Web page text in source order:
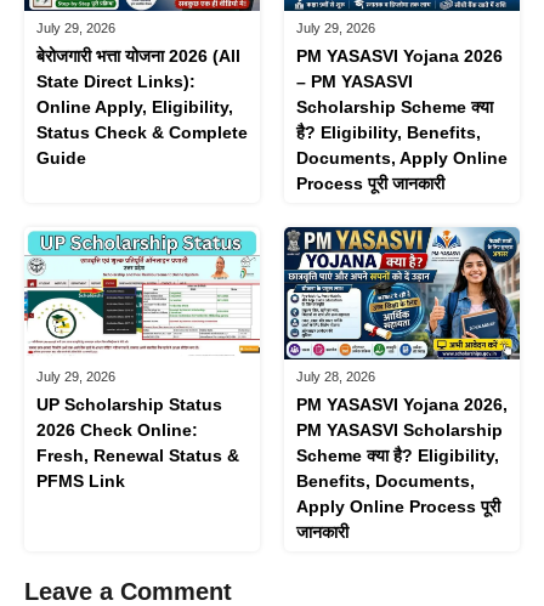
July 29, 2026
बेरोजगारी भत्ता योजना 2026 (All
State Direct Links):
Online Apply, Eligibility,
Status Check & Complete
Guide
July 29, 2026
PM YASASVI Yojana 2026
– PM YASASVI
Scholarship Scheme क्या
है? Eligibility, Benefits,
Documents, Apply Online
Process पूरी जानकारी
July 29, 2026
UP Scholarship Status
2026 Check Online:
Fresh, Renewal Status &
PFMS Link
July 28, 2026
PM YASASVI Yojana 2026,
PM YASASVI Scholarship
Scheme क्या है? Eligibility,
Benefits, Documents,
Apply Online Process पूरी
जानकारी
Leave a Comment